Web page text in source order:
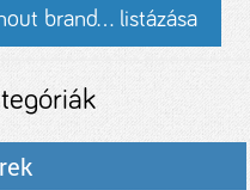
brand... listázása